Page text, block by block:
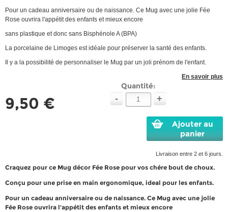
Pour un cadeau anniversaire ou de naissance. Ce Mug avec une jolie Fée
Rose ouvrira l'appétit des enfants et mieux encore
sans plastique et donc sans Bisphénole A (BPA)
La porcelaine de Limoges est idéale pour préserver la santé des enfants.
Il y a la possibilité de personnaliser le Mug par un joli prénom de l'enfant.
En savoir plus
9,50 €
Quantité:
- +
Ajouter au
panier
Livraison entre 2 et 6 jours.
Craquez pour ce Mug décor Fée Rose pour vos chére bout de choux.
Conçu pour une prise en main ergonomique, ideal pour les enfants.
Pour un cadeau anniversaire ou de naissance. Ce Mug avec une jolie
Fée Rose ouvrira l'appétit des enfants et mieux encore